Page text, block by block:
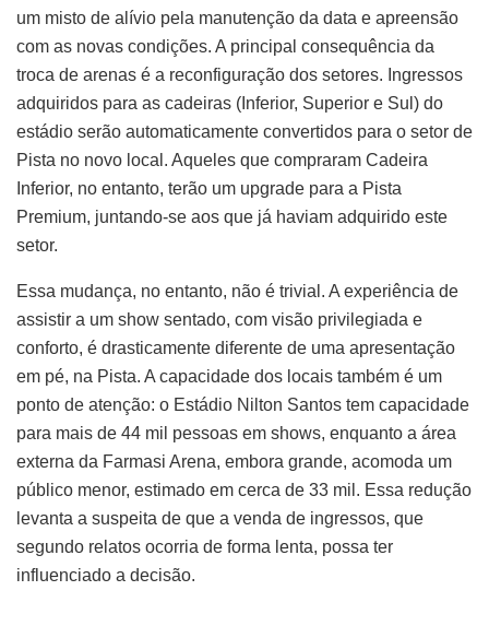
um misto de alívio pela manutenção da data e apreensão
com as novas condições. A principal consequência da
troca de arenas é a reconfiguração dos setores. Ingressos
adquiridos para as cadeiras (Inferior, Superior e Sul) do
estádio serão automaticamente convertidos para o setor de
Pista no novo local. Aqueles que compraram Cadeira
Inferior, no entanto, terão um upgrade para a Pista
Premium, juntando-se aos que já haviam adquirido este
setor.
Essa mudança, no entanto, não é trivial. A experiência de
assistir a um show sentado, com visão privilegiada e
conforto, é drasticamente diferente de uma apresentação
em pé, na Pista. A capacidade dos locais também é um
ponto de atenção: o Estádio Nilton Santos tem capacidade
para mais de 44 mil pessoas em shows, enquanto a área
externa da Farmasi Arena, embora grande, acomoda um
público menor, estimado em cerca de 33 mil. Essa redução
levanta a suspeita de que a venda de ingressos, que
segundo relatos ocorria de forma lenta, possa ter
influenciado a decisão.